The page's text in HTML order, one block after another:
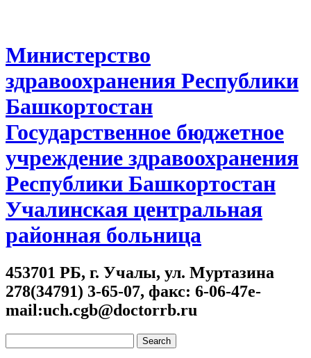
Министерство
здравоохранения Республики
Башкортостан
Государственное бюджетное
учреждение здравоохранения
Республики Башкортостан
Учалинская центральная
районная больница
453701 РБ, г. Учалы, ул. Муртазина
278(34791) 3-65-07, факс: 6-06-47e-
mail:uch.cgb@doctorrb.ru